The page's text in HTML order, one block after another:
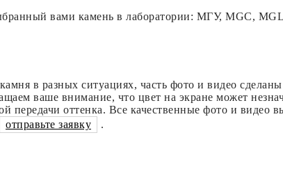
вами камень в лаборатории: МГУ, MGC,
в разных ситуациях, часть фото и видео
ваше внимание, что цвет на экране может
передачи оттенка. Все качественные фото и
отправьте заявку
.